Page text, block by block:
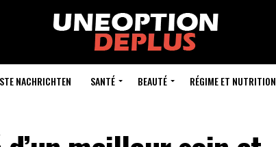
NACHRICHTEN SANTÉ BEAUTÉ RÉGIME ET NUTRITION